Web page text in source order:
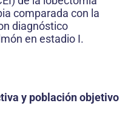
comparada con la
diagnóstico
en estadio I.
y población objetivo